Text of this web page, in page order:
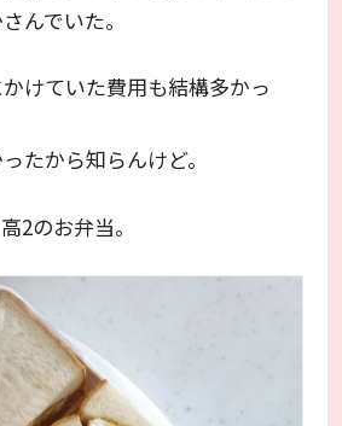
んでいた。
けていた費用も結構多かっ
たから知らんけど。
2のお弁当。